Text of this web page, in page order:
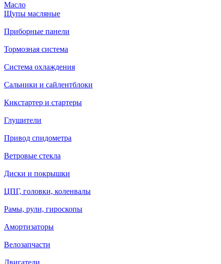
Масло
Щупы масляные
Приборные панели
Тормозная система
Система охлаждения
Сальники и сайлентблоки
Кикстартер и стартеры
Глушители
Привод спидометра
Ветровые стекла
Диски и покрышки
ЦПГ, головки, коленвалы
Рамы, рули, гироскопы
Амортизаторы
Велозапчасти